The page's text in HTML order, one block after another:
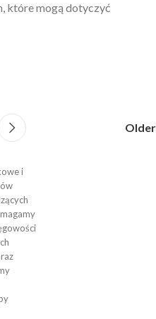
które mogą dotyczyć
Older
i